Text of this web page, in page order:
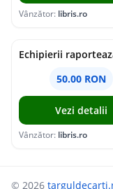
Vânzător: libris.ro
Echipierii
50.00 RON
Vezi detalii
Vânzător: libris.ro
© 2026